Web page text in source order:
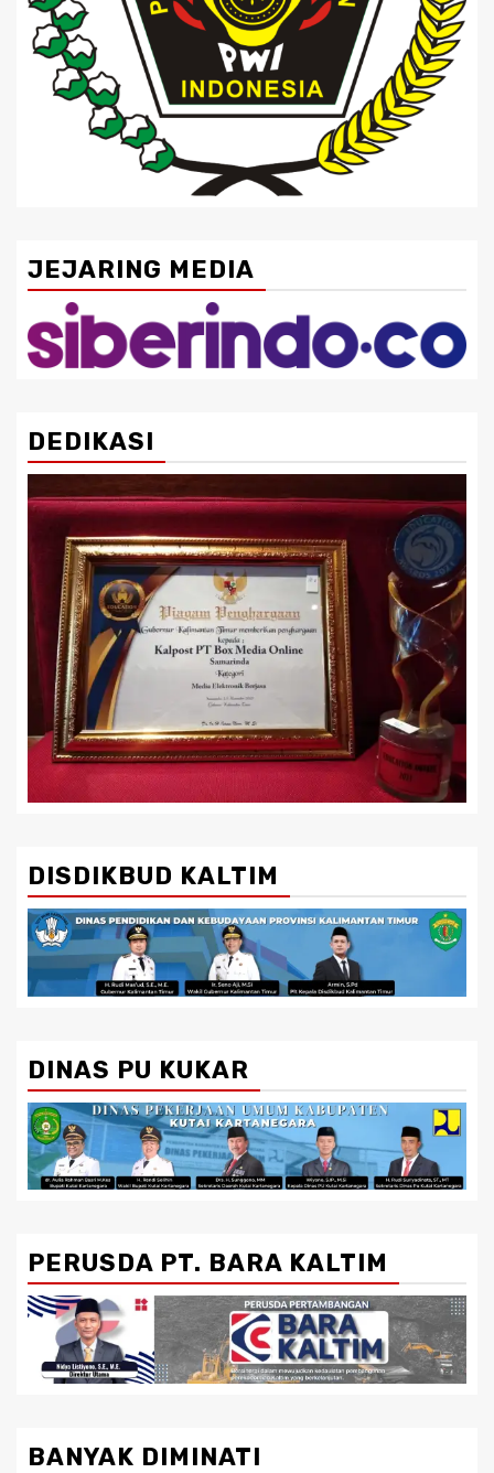
JEJARING MEDIA
DEDIKASI
DISDIKBUD KALTIM
DINAS PU KUKAR
PERUSDA PT. BARA KALTIM
BANYAK DIMINATI